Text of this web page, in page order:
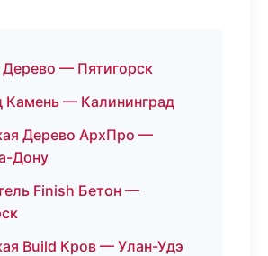
— Пятигорск
Камень — Калининград
Дерево АрхПро —
Дону
Finish Бетон —
Build Кров — Улан-Удэ